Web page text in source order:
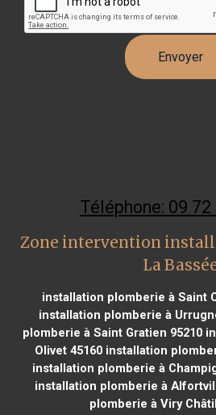
Téléphone: 09 72
Zone intervention
La
installation plomberie à Saint
installation plomberie à
plomberie à Saint Gratien 95210
Olivet 45160 installation
installation plomberie à
installation plomberie à
plomberie à Viry